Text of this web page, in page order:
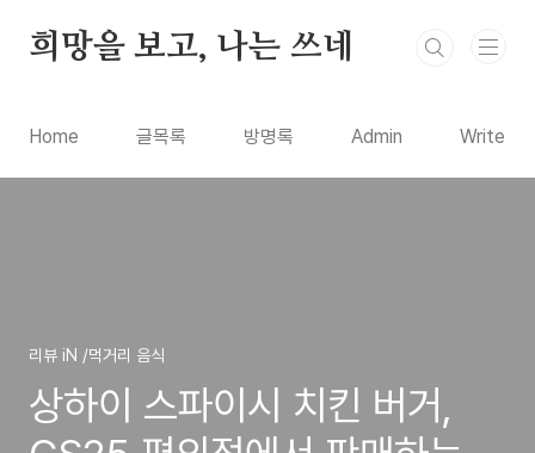
희망을 보고, 나는 쓰네
Home 글목록 방명록 Admin Write
리뷰 iN /먹거리 음식
상하이 스파이시 치킨 버거,